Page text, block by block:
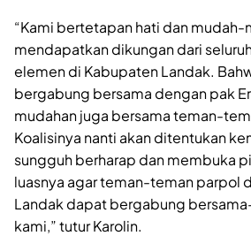
“Kami bertetapan hati dan mudah-
mendapatkan dikungan dari
elemen di Kabupaten Landak.
bergabung bersama dengan pak
mudahan juga bersama teman-
Koalisinya nanti akan ditentukan
sungguh berharap dan membuka
luasnya agar teman-teman parpol
Landak dapat bergabung
kami,” tutur Karolin.